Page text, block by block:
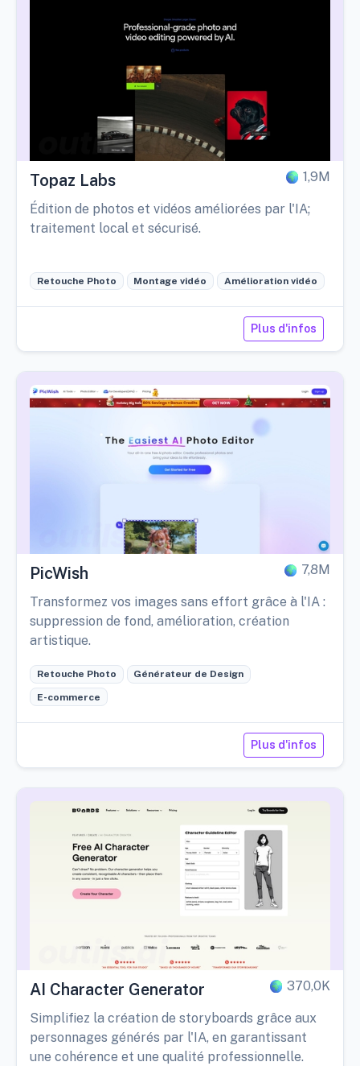
Topaz Labs 1,9M
Édition de photos et vidéos améliorées par l'IA;
traitement local et sécurisé.
Retouche Photo Montage vidéo Amélioration vidéo
Plus d'infos
PicWish 7,8M
Transformez vos images sans effort grâce à l'IA :
suppression de fond, amélioration, création
artistique.
Retouche Photo Générateur de Design
E-commerce
Plus d'infos
AI Character Generator 370,0K
Simplifiez la création de storyboards grâce aux
personnages générés par l'IA, en garantissant
une cohérence et une qualité professionnelle.